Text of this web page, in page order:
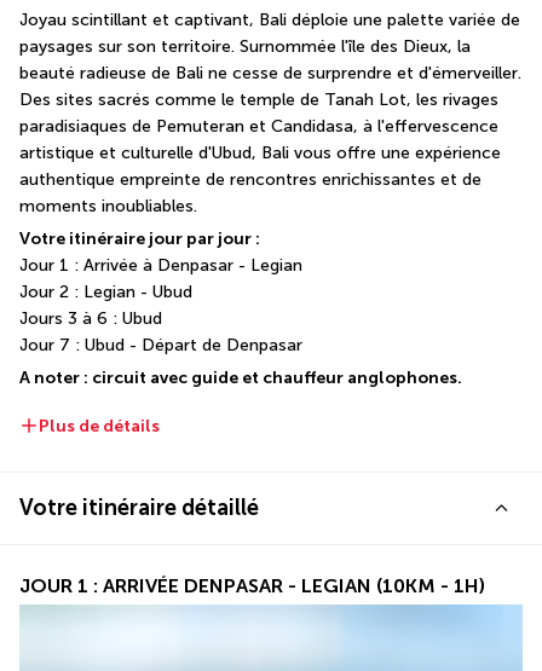
Joyau scintillant et captivant, Bali déploie une palette variée de
paysages sur son territoire. Surnommée l'île des Dieux, la
beauté radieuse de Bali ne cesse de surprendre et d'émerveiller.
Des sites sacrés comme le temple de Tanah Lot, les rivages
paradisiaques de Pemuteran et Candidasa, à l'effervescence
artistique et culturelle d'Ubud, Bali vous offre une expérience
authentique empreinte de rencontres enrichissantes et de
moments inoubliables.
Votre itinéraire jour par jour :
Jour 1 : Arrivée à Denpasar - Legian
Jour 2 : Legian - Ubud
Jours 3 à 6 : Ubud
Jour 7 : Ubud - Départ de Denpasar
A noter : circuit avec guide et chauffeur anglophones.
Plus de détails
Votre itinéraire détaillé
JOUR 1 : ARRIVÉE DENPASAR - LEGIAN (10KM - 1H)